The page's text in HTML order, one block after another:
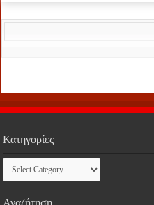
Κατηγορίες
Κατηγορίες